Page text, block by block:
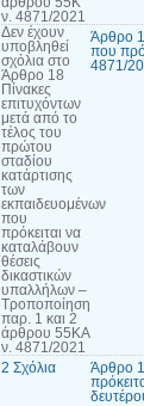
ν. 4871/2021
Δεν έχουν
υποβληθεί
σχόλια στο
Άρθρο 18
Πίνακες
επιτυχόντων
μετά από το
τέλος του
πρώτου
σταδίου
κατάρτισης
των
εκπαιδευομένων
που
πρόκειται να
καταλάβουν
θέσεις
δικαστικών
υπαλλήλων –
Τροποποίηση
παρ. 1 και 2
άρθρου 55ΚΑ
ν. 4871/2021
Άρθρο
που
4871/
2 Σχόλια
Άρθρο